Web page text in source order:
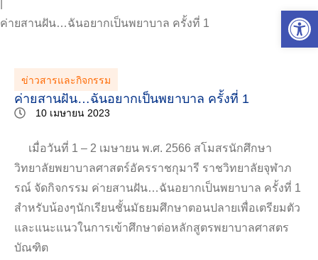
ค่ายสานฝัน…ฉันอยากเป็นพยาบาล ครั้งที่ 1
ข่าวสารและกิจกรรม
ค่ายสานฝัน…ฉันอยากเป็นพยาบาล ครั้งที่ 1
10 เมษายน 2023
เมื่อวันที่ 1 – 2 เมษายน พ.ศ. 2566 สโมสรนักศึกษา
วิทยาลัยพยาบาลศาสตร์อัครราชกุมารี ราชวิทยาลัยจุฬาภ
รณ์ จัดกิจกรรม ค่ายสานฝัน…ฉันอยากเป็นพยาบาล ครั้งที่ 1
สำหรับน้องๆนักเรียนชั้นมัธยมศึกษาตอนปลายเพื่อเตรียมตัว
และแนะแนวในการเข้าศึกษาต่อหลักสูตรพยาบาลศาสตร
บัณฑิต